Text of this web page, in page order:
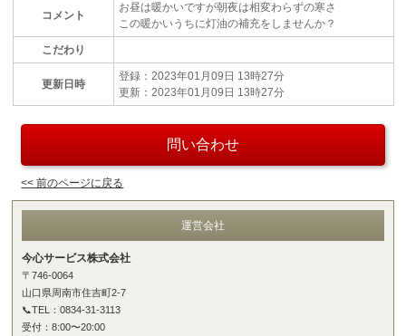
コメント
お昼は暖かいですが朝夜は相変わらずの寒さ
この暖かいうちに灯油の補充をしませんか？
こだわり
更新日時
登録：2023年01月09日 13時27分
更新：2023年01月09日 13時27分
問い合わせ
<< 前のページに戻る
運営会社
今心サービス株式会社
〒746-0064
山口県周南市住吉町2-7
📞TEL：0834-31-3113
受付：8:00〜20:00